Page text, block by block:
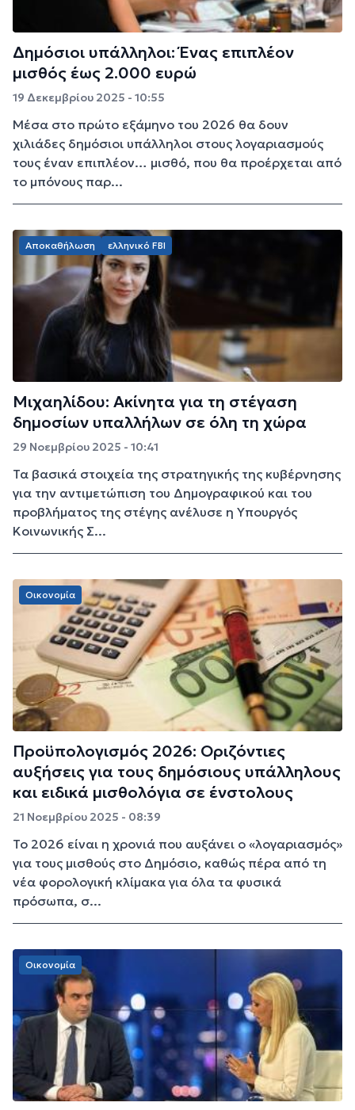
Δημόσιοι υπάλληλοι: Ένας επιπλέον
μισθός έως 2.000 ευρώ
19 Δεκεμβρίου 2025 - 10:55
Μέσα στο πρώτο εξάμηνο του 2026 θα δουν
χιλιάδες δημόσιοι υπάλληλοι στους λογαριασμούς
τους έναν επιπλέον… μισθό, που θα προέρχεται από
το μπόνους παρ...
Αποκαθήλωση ελληνικό FBI
Μιχαηλίδου: Ακίνητα για τη στέγαση
δημοσίων υπαλλήλων σε όλη τη χώρα
29 Νοεμβρίου 2025 - 10:41
Τα βασικά στοιχεία της στρατηγικής της κυβέρνησης
για την αντιμετώπιση του Δημογραφικού και του
προβλήματος της στέγης ανέλυσε η Υπουργός
Κοινωνικής Σ...
Οικονομία
Προϋπολογισμός 2026: Οριζόντιες
αυξήσεις για τους δημόσιους υπάλληλους
και ειδικά μισθολόγια σε ένστολους
21 Νοεμβρίου 2025 - 08:39
Το 2026 είναι η χρονιά που αυξάνει ο «λογαριασμός»
για τους μισθούς στο Δημόσιο, καθώς πέρα από τη
νέα φορολογική κλίμακα για όλα τα φυσικά
πρόσωπα, σ...
Οικονομία